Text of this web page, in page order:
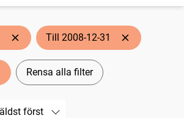
Till 2008-12-31
Rensa alla filter